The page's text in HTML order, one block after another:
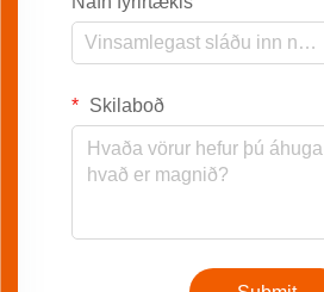
Skilaboð